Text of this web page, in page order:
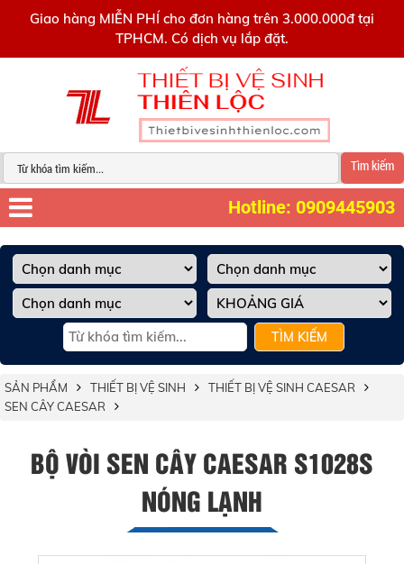
Giao hàng MIỄN PHÍ cho đơn hàng trên 3.000.000đ tại
TPHCM. Có dịch vụ lắp đặt.
Tìm kiếm
Hotline: 0909445903
TÌM KIẾM
SẢN PHẨM THIẾT BỊ VỆ SINH
THIẾT BỊ VỆ SINH CAESAR
SEN CÂY CAESAR
BỘ VÒI SEN CÂY CAESAR S1028S
NÓNG LẠNH
0909445903